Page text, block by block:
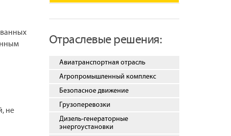
не
Отраслевые решения:
Авиатранспортная отрасль
Агропромышленный комплекс
Безопасное движение
Грузоперевозки
Дизель-генераторные
энергоустановки